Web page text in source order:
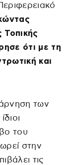
Τοπικής
ότι με τη
και
των
του
στην
τις